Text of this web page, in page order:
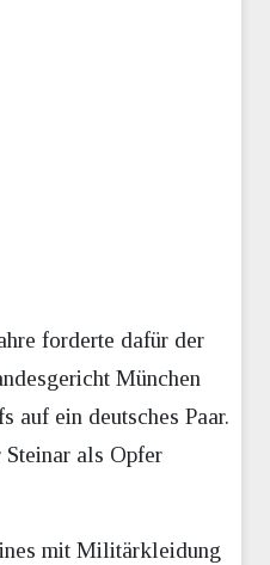
forderte dafür der
München
auf ein deutsches Paar.
als Opfer
mit Militärkleidung